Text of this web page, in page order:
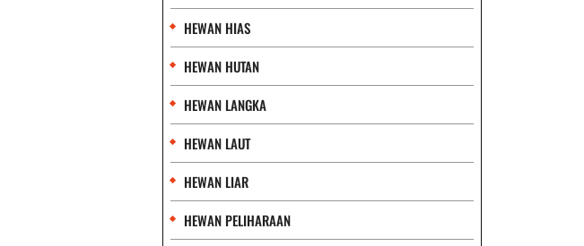
HEWAN HIAS
HEWAN HUTAN
HEWAN LANGKA
HEWAN LAUT
HEWAN LIAR
HEWAN PELIHARAAN